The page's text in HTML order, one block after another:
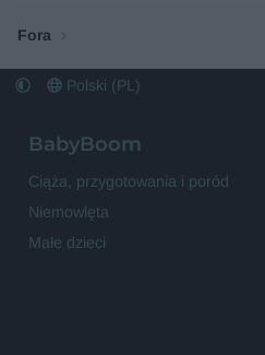
Fora
Polski (PL)
BabyBoom
Ciąża, przygotowania i poród
Niemowlęta
Małe dzieci